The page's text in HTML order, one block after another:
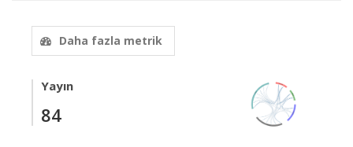
Daha fazla metrik
Yayın
84